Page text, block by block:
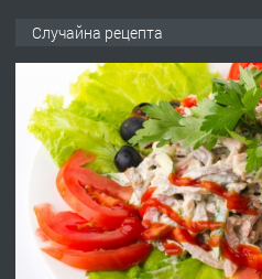
ХАСКОВО
ПРЕДЛАГА Давам
Случайна рецепта